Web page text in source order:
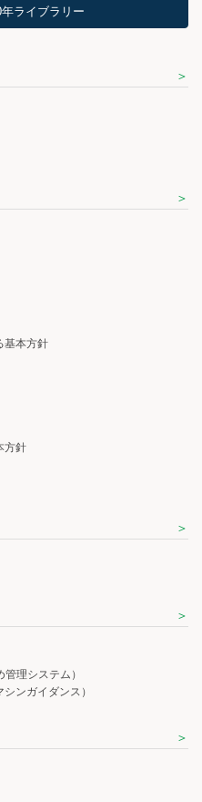
ライブラリー
基本方針
方針
理システム）
ンガイダンス）